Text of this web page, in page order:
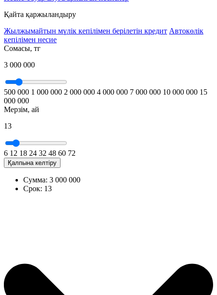
Қайта қаржыландыру
Жылжымайтын мүлік кепілімен берілетін кредит Автокөлік
кепілімен несие
Cомасы, тг
3 000 000
500 000 1 000 000 2 000 000 4 000 000 7 000 000 10 000 000 15
000 000
Мерзім, ай
13
6 12 18 24 32 48 60 72
Қалпына келтіру
Сумма: 3 000 000
Срок: 13